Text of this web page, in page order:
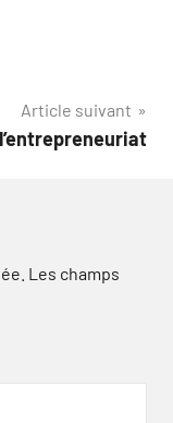
Article suivant
Les champs